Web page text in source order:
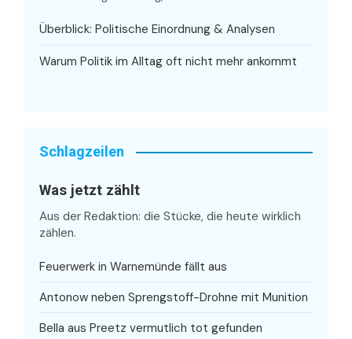
Überblick: Politische Einordnung & Analysen
Warum Politik im Alltag oft nicht mehr ankommt
Schlagzeilen
Was jetzt zählt
Aus der Redaktion: die Stücke, die heute wirklich
zählen.
Feuerwerk in Warnemünde fällt aus
Antonow neben Sprengstoff-Drohne mit Munition
Bella aus Preetz vermutlich tot gefunden